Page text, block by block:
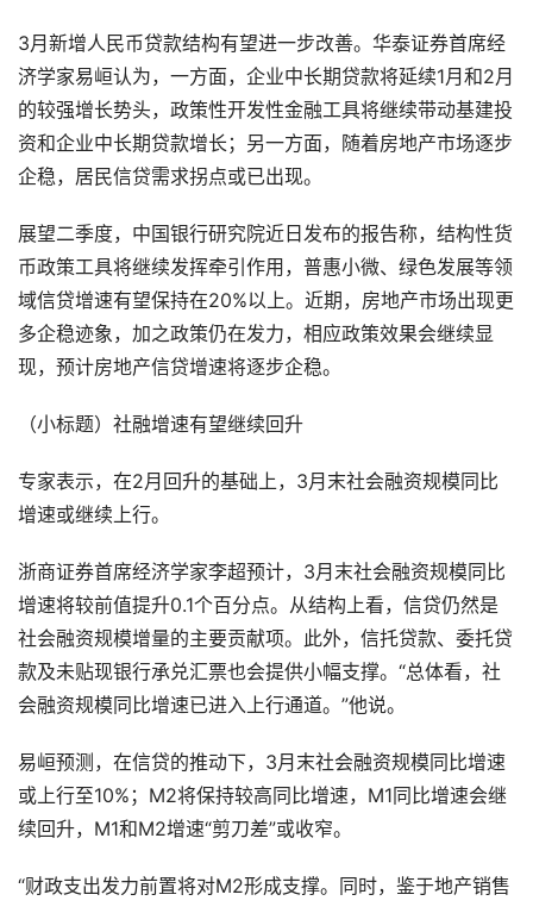
3月新增人民币贷款结构有望进一步改善。华泰证券首席经
济学家易峘认为，一方面，企业中长期贷款将延续1月和2月
的较强增长势头，政策性开发性金融工具将继续带动基建投
资和企业中长期贷款增长；另一方面，随着房地产市场逐步
企稳，居民信贷需求拐点或已出现。
展望二季度，中国银行研究院近日发布的报告称，结构性货
币政策工具将继续发挥牵引作用，普惠小微、绿色发展等领
域信贷增速有望保持在20%以上。近期，房地产市场出现更
多企稳迹象，加之政策仍在发力，相应政策效果会继续显
现，预计房地产信贷增速将逐步企稳。
（小标题）社融增速有望继续回升
专家表示，在2月回升的基础上，3月末社会融资规模同比
增速或继续上行。
浙商证券首席经济学家李超预计，3月末社会融资规模同比
增速将较前值提升0.1个百分点。从结构上看，信贷仍然是
社会融资规模增量的主要贡献项。此外，信托贷款、委托贷
款及未贴现银行承兑汇票也会提供小幅支撑。“总体看，社
会融资规模同比增速已进入上行通道。”他说。
易峘预测，在信贷的推动下，3月末社会融资规模同比增速
或上行至10%；M2将保持较高同比增速，M1同比增速会继
续回升，M1和M2增速“剪刀差”或收窄。
“财政支出发力前置将对M2形成支撑。同时，鉴于地产销售